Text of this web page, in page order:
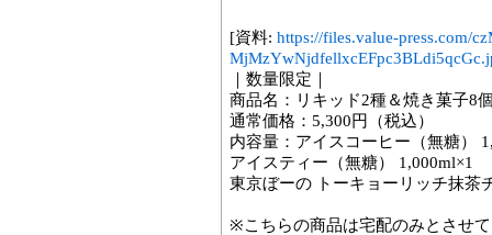
[資料: https://files.value-press.com/
｜数量限定｜
商品名：リキッド2種＆焼き菓子8
通常価格：5,300円（税込）
内容量：アイスコーヒー（無糖）
アイスティー（無糖） 1,000ml×1
東京ぼーの トーキョーリッチ抹茶
※こちらの商品は宅配のみとさせ